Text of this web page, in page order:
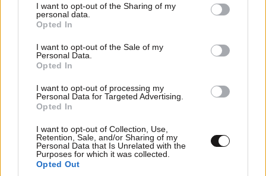
not limited to your visit or usage behaviour. You may click to
grant or deny consent to Google and its third-party tags to
use your data for below specified purposes in below Google
consent section.
I want to opt-out of the Sharing of my
personal data.
Opted In
I want to opt-out of the Sale of my
Personal Data.
Opted In
I want to opt-out of processing my
Personal Data for Targeted Advertising.
Opted In
I want to opt-out of Collection, Use,
Retention, Sale, and/or Sharing of my
Personal Data that Is Unrelated with the
Purposes for which it was collected.
Opted Out